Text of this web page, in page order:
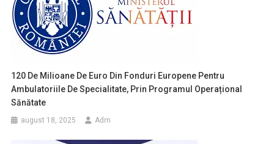
120 De Milioane De Euro Din Fonduri Europene Pentru
Ambulatoriile De Specialitate, Prin Programul Operațional
Sănătate
august 18, 2025 Adm